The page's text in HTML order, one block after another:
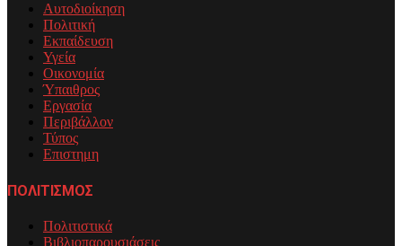
Αυτοδιοίκηση
Πολιτική
Εκπαίδευση
Υγεία
Οικονομία
Ύπαιθρος
Εργασία
Περιβάλλον
Τύπος
Επιστημη
ΠΟΛΙΤΙΣΜΟΣ
Πολιτιστικά
Βιβλιοπαρουσιάσεις